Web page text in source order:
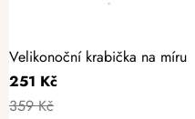
Velikonoční krabička na míru
251 Kč
359 Kč